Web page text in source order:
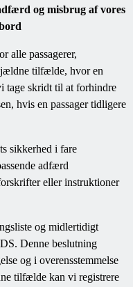
og misbrug af vores
alle passagerer,
tilfælde, hvor en
tage skridt til at forhindre
hvis en passager tidligere
sikkerhed i fare
adfærd
eller instruktioner
og midlertidigt
Denne beslutning
og i overensstemmelse
tilfælde kan vi registrere